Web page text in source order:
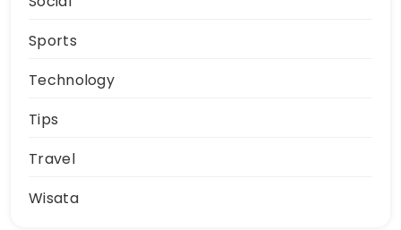
Sports
Technology
Tips
Travel
Wisata